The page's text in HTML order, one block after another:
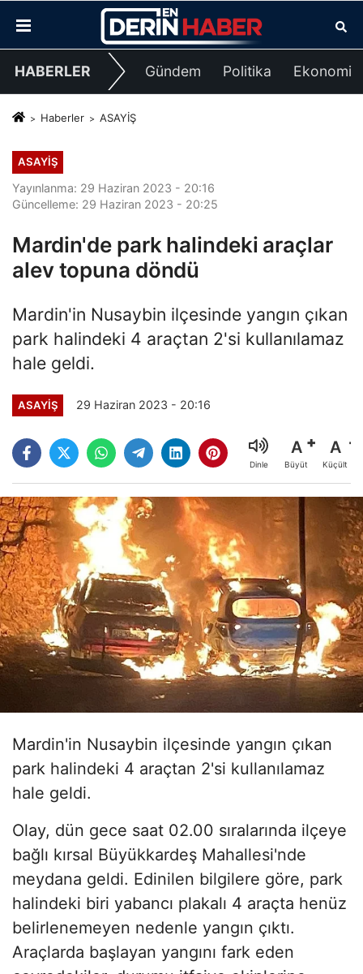
HABERLER Gündem Politika Ekonomi
Haberler ASAYİŞ
ASAYİŞ
Yayınlanma: 29 Haziran 2023 - 20:16
Güncelleme: 29 Haziran 2023 - 20:25
Mardin'de park halindeki araçlar
alev topuna döndü
Mardin'in Nusaybin ilçesinde yangın çıkan
park halindeki 4 araçtan 2'si kullanılamaz
hale geldi.
ASAYİŞ 29 Haziran 2023 - 20:16
Dinle
A
Büyüt
A
Küçült
Mardin'in Nusaybin ilçesinde yangın çıkan
park halindeki 4 araçtan 2'si kullanılamaz
hale geldi.
Olay, dün gece saat 02.00 sıralarında ilçeye
bağlı kırsal Büyükkardeş Mahallesi'nde
meydana geldi. Edinilen bilgilere göre, park
halindeki biri yabancı plakalı 4 araçta henüz
belirlenemeyen nedenle yangın çıktı.
Araçlarda başlayan yangını fark eden